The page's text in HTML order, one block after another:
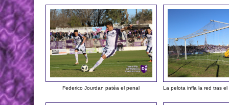
Federico Jourdan patéa el penal La pelota infla la red tras